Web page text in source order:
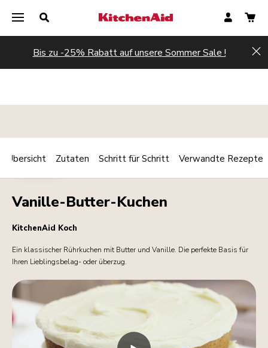
Bis zu -25% Rabatt auf unsere Sommer Sale !
DESSERTS Print
Share
Vanille-Butter-Kuchen
KitchenAid Koch
Ein klassischer Rührkuchen mit Butter und Vanille. Die perfekte Basis für
Ihren Lieblingsbelag- oder überzug.
Übersicht Zutaten Schritt für Schritt Verwandte Rezepte